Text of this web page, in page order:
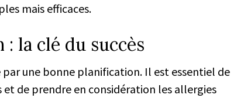
mais efficaces.
la clé du succès
par une bonne planification. Il est essentiel de
de prendre en considération les allergies